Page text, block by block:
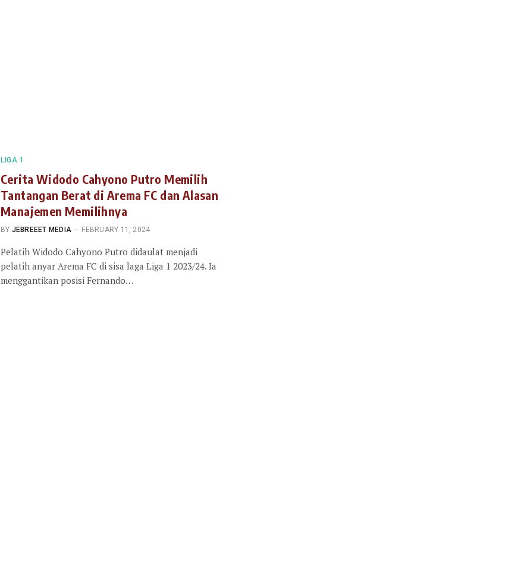
LIGA 1
Cerita Widodo Cahyono Putro Memilih
Tantangan Berat di Arema FC dan Alasan
Manajemen Memilihnya
BY JEBREEET MEDIA FEBRUARY 11, 2024
Pelatih Widodo Cahyono Putro didaulat menjadi
pelatih anyar Arema FC di sisa laga Liga 1 2023/24. Ia
menggantikan posisi Fernando…